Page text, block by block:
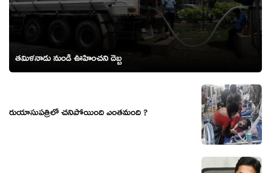
తమిళనాడు నుండి ఊహించని దెబ్బ
రుయాసుపత్రిలో చనిపోయింది ఎంతమంది ?